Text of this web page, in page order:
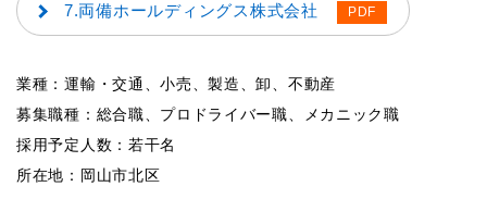
7.両備ホールディングス株式会社
業種：運輸・交通、小売、製造、卸、不動産
募集職種：総合職、プロドライバー職、メカニック職
採用予定人数：若干名
所在地：岡山市北区